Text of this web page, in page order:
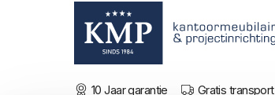
10 Jaar garantie Gratis transport